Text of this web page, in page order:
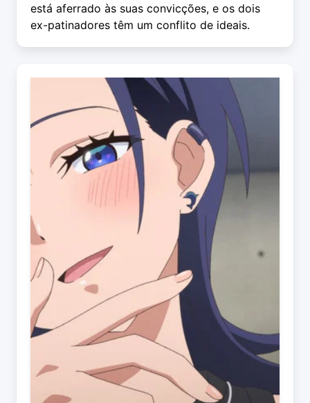
está aferrado às suas convicções, e os dois
ex-patinadores têm um conflito de ideais.